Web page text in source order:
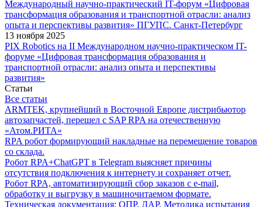
Международный научно-практический IT-форум «Цифровая
трансформация образования и транспортной отрасли: анализ
опыта и перспективы развития» ПГУПС. Санкт-Петербург
13 ноября 2025
PIX Robotics на II Международном научно-практическом IT-
форуме «Цифровая трансформация образования и
транспортной отрасли: анализ опыта и перспективы
развития»
Статьи
Все статьи
ARMTEK, крупнейший в Восточной Европе дистрибьютор
автозапчастей, перешел с SAP RPA на отечественную
«Атом.РИТА»
RPA робот формирующий накладные на перемещение товаров
со склада.
Робот RPA+ChatGPT в Telegram выясняет причины
отсутствия подключения к интернету и сохраняет отчет.
Робот RPA, автоматизирующий сбор заказов с e-mail,
обработку и выгрузку в машиночитаемом формате.
Техническая документация: ОПР, ДАР, Методика испытания